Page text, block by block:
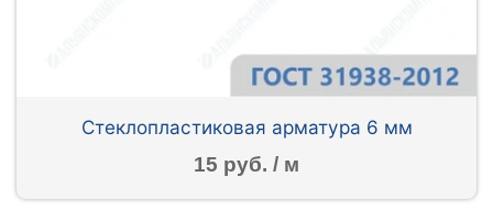
Стеклопластиковая арматура 6 мм
15 руб. / м